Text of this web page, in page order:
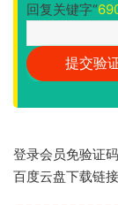
回复关键字“
登录会员免验证
百度云盘下载链接